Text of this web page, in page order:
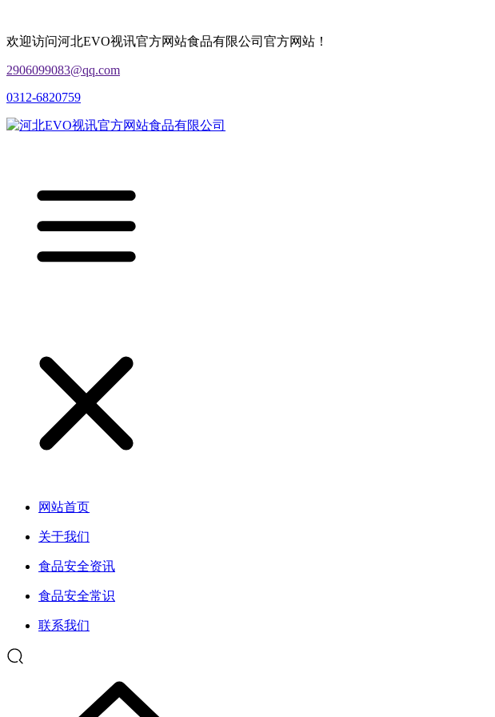
欢迎访问河北EVO视讯官方网站食品有限公司官方网站！
2906099083@qq.com
0312-6820759
网站首页
关于我们
食品安全资讯
食品安全常识
联系我们